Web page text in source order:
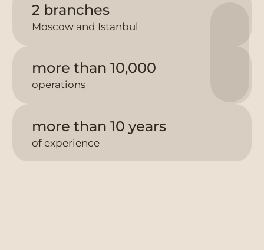
2 branches
Moscow and Istanbul
more than 10,000
operations
more than 10 years
of experience